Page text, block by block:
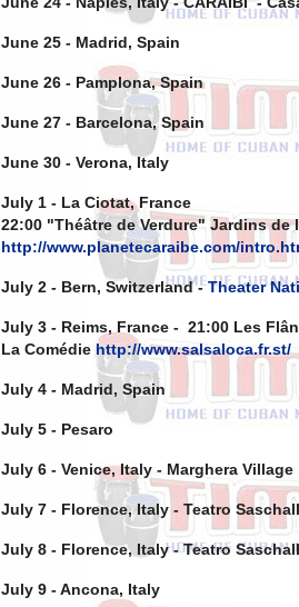
June 25 - Madrid, Spain
June 26 - Pamplona, Spain
June 27 - Barcelona, Spain
June 30 - Verona, Italy
July 1 - La Ciotat, France
22:00 "Théâtre de Verdure" Jardins de
http://www.planetecaraibe.com/
July 2 - Bern, Switzerland -Theater
July 3 - Reims, France - 21:00 Les
La Comédie http://www.salsaloca.fr.st/
July 4 - Madrid, Spain
July 5 - Pesaro
July 6 - Venice, Italy - Marghera Village
July 7 - Florence, Italy - Teatro Saschall
July 8 - Florence, Italy - Teatro Saschall
July 9 - Ancona, Italy